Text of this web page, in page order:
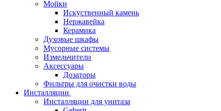
Мойки
Искуственный камень
Нержавейка
Керамика
Духовые шкафы
Мусорные системы
Измельчители
Аксессуары
Дозаторы
Фильтры для очистки воды
Инсталляции
Инсталляции для унитаза